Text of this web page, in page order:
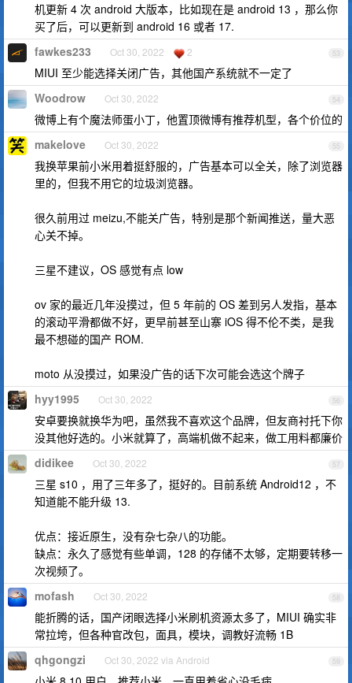
机更新 4 次 android 大版本，比如现在是 android 13 ，那么你
买了后，可以更新到 android 16 或者 17.
53
fawkes233 Oct 30, 2022 2
MIUI 至少能选择关闭广告，其他国产系统就不一定了
54
Woodrow Oct 30, 2022
微博上有个魔法师蛋小丁，他置顶微博有推荐机型，各个价位的
55
makelove Oct 30, 2022
我换苹果前小米用着挺舒服的，广告基本可以全关，除了浏览器
里的，但我不用它的垃圾浏览器。
很久前用过 meizu,不能关广告，特别是那个新闻推送，量大恶
心关不掉。
三星不建议，OS 感觉有点 low
ov 家的最近几年没摸过，但 5 年前的 OS 差到另人发指，基本
的滚动平滑都做不好，更早前甚至山寨 iOS 得不伦不类，是我
最不想碰的国产 ROM.
moto 从没摸过，如果没广告的话下次可能会选这个牌子
56
hyy1995 Oct 30, 2022
安卓要换就换华为吧，虽然我不喜欢这个品牌，但友商衬托下你
没其他好选的。小米就算了，高端机做不起来，做工用料都廉价
57
didikee Oct 30, 2022
三星 s10 ，用了三年多了，挺好的。目前系统 Android12 ，不
知道能不能升级 13.
优点：接近原生，没有杂七杂八的功能。
缺点：永久了感觉有些单调，128 的存储不太够，定期要转移一
次视频了。
58
mofash Oct 30, 2022
能折腾的话，国产闭眼选择小米刷机资源太多了，MIUI 确实非
常拉垮，但各种官改包，面具，模块，调教好流畅 1B
59
qhgongzi Oct 30, 2022 via Android